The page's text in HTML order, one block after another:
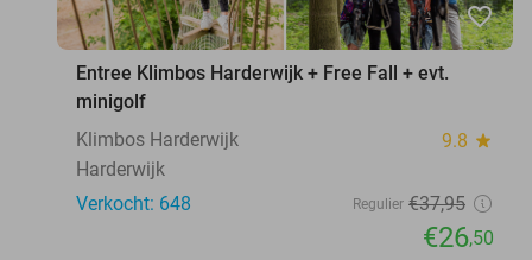
favorite_border
Entree Klimbos Harderwijk + Free Fall + evt.
minigolf
Klimbos Harderwijk
9.8 star
Harderwijk
Verkocht: 648
Regulier €37,95
€26,50